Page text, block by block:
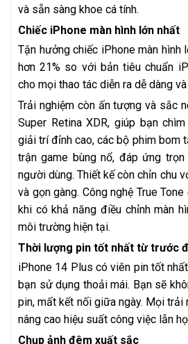
và sẵn sàng khoe cá tính.
Chiếc iPhone màn hình lớn nhất
Tận hưởng chiếc iPhone màn hình
hơn 21% so với bản tiêu chuẩn
cho mọi thao tác diễn ra dễ dàng
Trải nghiệm còn ấn tượng và sắc
Super Retina XDR, giúp bạn
giải trí đỉnh cao, các bộ phim bom
trận game bùng nổ, đáp ứng
người dùng. Thiết kế còn chỉn chu
và gọn gàng. Công nghệ True
khi có khả năng điều chỉnh màn
môi trường hiện tại.
Thời lượng pin tốt nhất từ trước
iPhone 14 Plus có viên pin tốt
bạn sử dụng thoải mái. Bạn sẽ
pin, mất kết nối giữa ngày. Mọi trải
nâng cao hiệu suất công việc lẫn
Chụp ảnh đêm xuất sắc